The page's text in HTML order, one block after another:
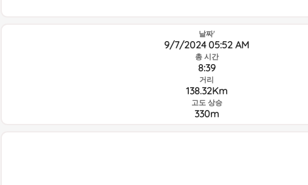
날짜'
9/7/2024 05:52 AM
총 시간
8:39
거리
138.32Km
고도 상승
330m